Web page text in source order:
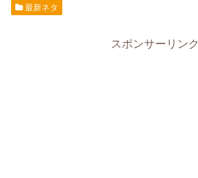
最新ネタ
スポンサーリンク